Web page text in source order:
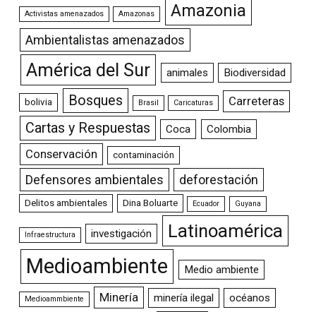
Activistas amenazados Amazonas Amazonia
Ambientalistas amenazados
América del Sur animales Biodiversidad
bolivia Bosques Brasil Caricaturas Carreteras
Cartas y Respuestas Coca Colombia
Conservación contaminación
Defensores ambientales deforestación
Delitos ambientales Dina Boluarte Ecuador Guyana
Infraestructura investigación Latinoamérica
Medioambiente Medio ambiente
Medioammbiente Minería minería ilegal océanos